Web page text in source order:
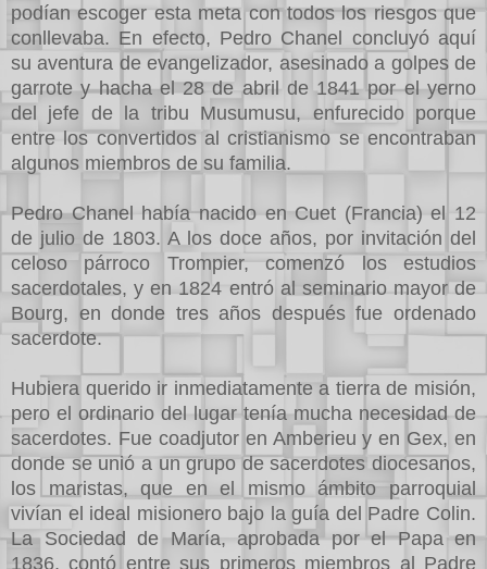
podían escoger esta meta con todos los riesgos que
conllevaba. En efecto, Pedro Chanel concluyó aquí
su aventura de evangelizador, asesinado a golpes de
garrote y hacha el 28 de abril de 1841 por el yerno
del jefe de la tribu Musumusu, enfurecido porque
entre los convertidos al cristianismo se encontraban
algunos miembros de su familia.
Pedro Chanel había nacido en Cuet (Francia) el 12
de julio de 1803. A los doce años, por invitación del
celoso párroco Trompier, comenzó los estudios
sacerdotales, y en 1824 entró al seminario mayor de
Bourg, en donde tres años después fue ordenado
sacerdote.
Hubiera querido ir inmediatamente a tierra de misión,
pero el ordinario del lugar tenía mucha necesidad de
sacerdotes. Fue coadjutor en Amberieu y en Gex, en
donde se unió a un grupo de sacerdotes diocesanos,
los maristas, que en el mismo ámbito parroquial
vivían el ideal misionero bajo la guía del Padre Colin.
La Sociedad de María, aprobada por el Papa en
1836, contó entre sus primeros miembros al Padre